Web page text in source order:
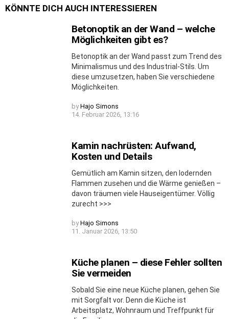
KÖNNTE DICH AUCH INTERESSIEREN
Betonoptik an der Wand – welche
Möglichkeiten gibt es?
Betonoptik an der Wand passt zum Trend des
Minimalismus und des Industrial-Stils. Um
diese umzusetzen, haben Sie verschiedene
Möglichkeiten.
by Hajo Simons
14. Februar 2026, 13:16
Kamin nachrüsten: Aufwand,
Kosten und Details
Gemütlich am Kamin sitzen, den lodernden
Flammen zusehen und die Wärme genießen –
davon träumen viele Hauseigentümer. Völlig
zurecht >>>
by Hajo Simons
11. Januar 2026, 13:50
Küche planen – diese Fehler sollten
Sie vermeiden
Sobald Sie eine neue Küche planen, gehen Sie
mit Sorgfalt vor. Denn die Küche ist
Arbeitsplatz, Wohnraum und Treffpunkt für